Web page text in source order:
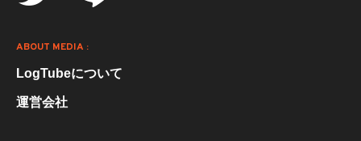
ABOUT MEDIA :
LogTubeについて
運営会社